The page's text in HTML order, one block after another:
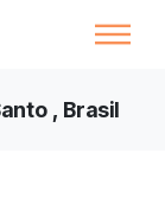
, Brasil